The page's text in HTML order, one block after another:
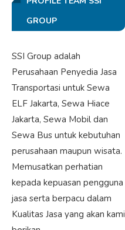
GROUP
SSI Group adalah
Perusahaan Penyedia Jasa
Transportasi untuk Sewa
ELF Jakarta, Sewa Hiace
Jakarta, Sewa Mobil dan
Sewa Bus untuk kebutuhan
perusahaan maupun wisata.
Memusatkan perhatian
kepada kepuasan pengguna
jasa serta berpacu dalam
Kualitas Jasa yang akan kami